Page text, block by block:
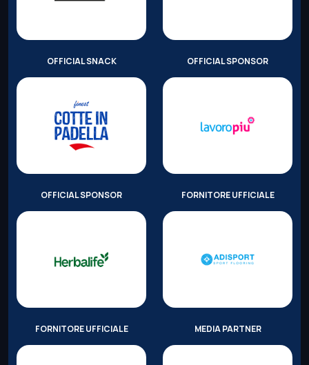
OFFICIAL SNACK OFFICIAL SPONSOR
OFFICIAL SPONSOR FORNITORE UFFICIALE
FORNITORE UFFICIALE MEDIA PARTNER